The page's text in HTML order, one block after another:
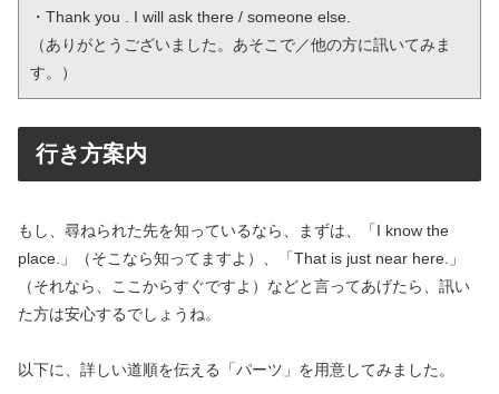
・Thank you . I will ask there / someone else.
（ありがとうございました。あそこで／他の方に訊いてみま
す。）
行き方案内
もし、尋ねられた先を知っているなら、まずは、「I know the
place.」（そこなら知ってますよ）、「That is just near here.」
（それなら、ここからすぐですよ）などと言ってあげたら、訊い
た方は安心するでしょうね。
以下に、詳しい道順を伝える「パーツ」を用意してみました。